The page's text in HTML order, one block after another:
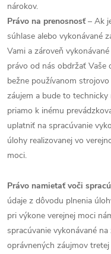
nárokov.
Právo na prenosnosť – Ak
súhlase alebo vykonávané
Vami a zároveň
právo od nás obdržať Vaše
bežne používanom
záujem a bude to technicky
priamo k inému
uplatniť na spracúvanie
úlohy realizovanej vo
moci.
Právo namietať voči
údaje z dôvodu plnenia
pri výkone verejnej moci
spracúvanie vykonávané
oprávnených záujmov